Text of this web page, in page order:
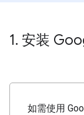
1. 安装
如需使用